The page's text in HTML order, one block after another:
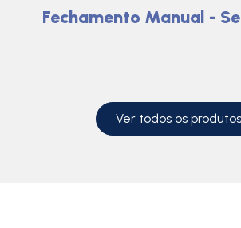
Fechamento Manual -
Ver todos os produtos